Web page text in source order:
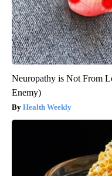
Neuropathy is Not From
Enemy)
Health Weekly